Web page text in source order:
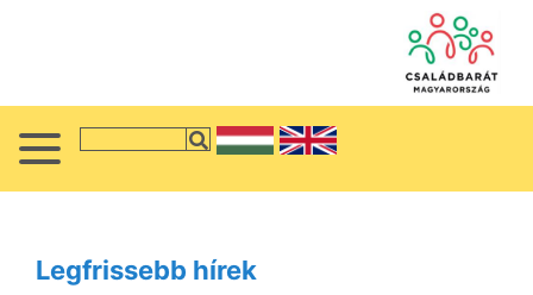
Legfrissebb hírek